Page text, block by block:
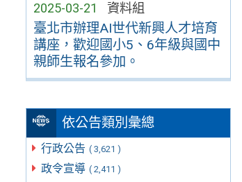
2025-03-21 資料組
臺北市辦理AI世代新興人才培育
講座，歡迎國小5、6年級與國中
親師生報名參加。
依公告類別彙總
行政公告 ( 3,621 )
政令宣導 ( 2,411 )